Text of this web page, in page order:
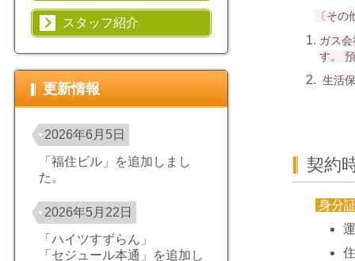
〔そ
ガス
す。
生活
契約
身分
スタッフ紹介
更新情報
2026年6月5日
「福住ビル」を追加しまし
た。
2026年5月22日
「ハイツすずらん」
「セジュール本通」を追加し